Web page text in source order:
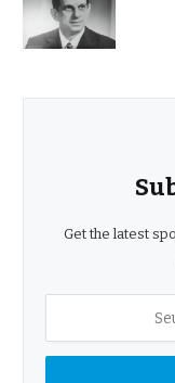
Get the latest